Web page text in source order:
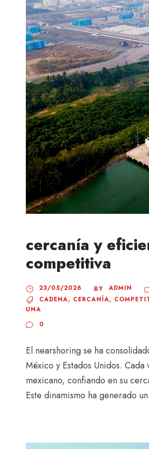
cercanía y
competitiva
23/05/2026 BY ADMIN
CADENA, CERCANÍA,
UNA
0
El nearshoring se ha
México y Estados Unidos.
mexicano, confiando en su
Este dinamismo ha generado